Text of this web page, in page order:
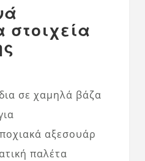
στοιχεία
σε χαμηλά βάζα
αξεσουάρ
παλέτα